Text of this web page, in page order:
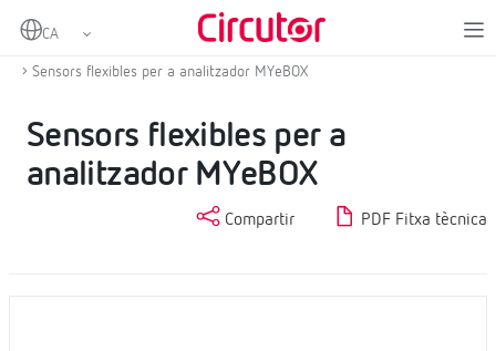
Home
Analitzadors de xarxes portàtils
Sensors flexibles per a analitzador MYeBOX
Sensors flexibles per a
analitzador MYeBOX
Compartir PDF Fitxa tècnica